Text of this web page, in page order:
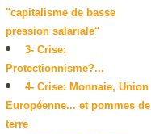
"capitalisme de basse
pression salariale"
3- Crise:
Protectionnisme?...
4- Crise: Monnaie, Union
Européenne... et pommes de
terre